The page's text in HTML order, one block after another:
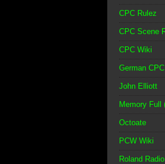
CPC Rulez
CPC Scene
CPC Wiki
German
John Elliott
Memory Full
Octoate
PCW Wiki
Roland Radio